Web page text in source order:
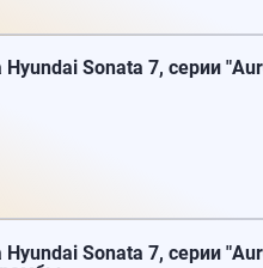
Sonata 7, серии
Sonata 7, серии